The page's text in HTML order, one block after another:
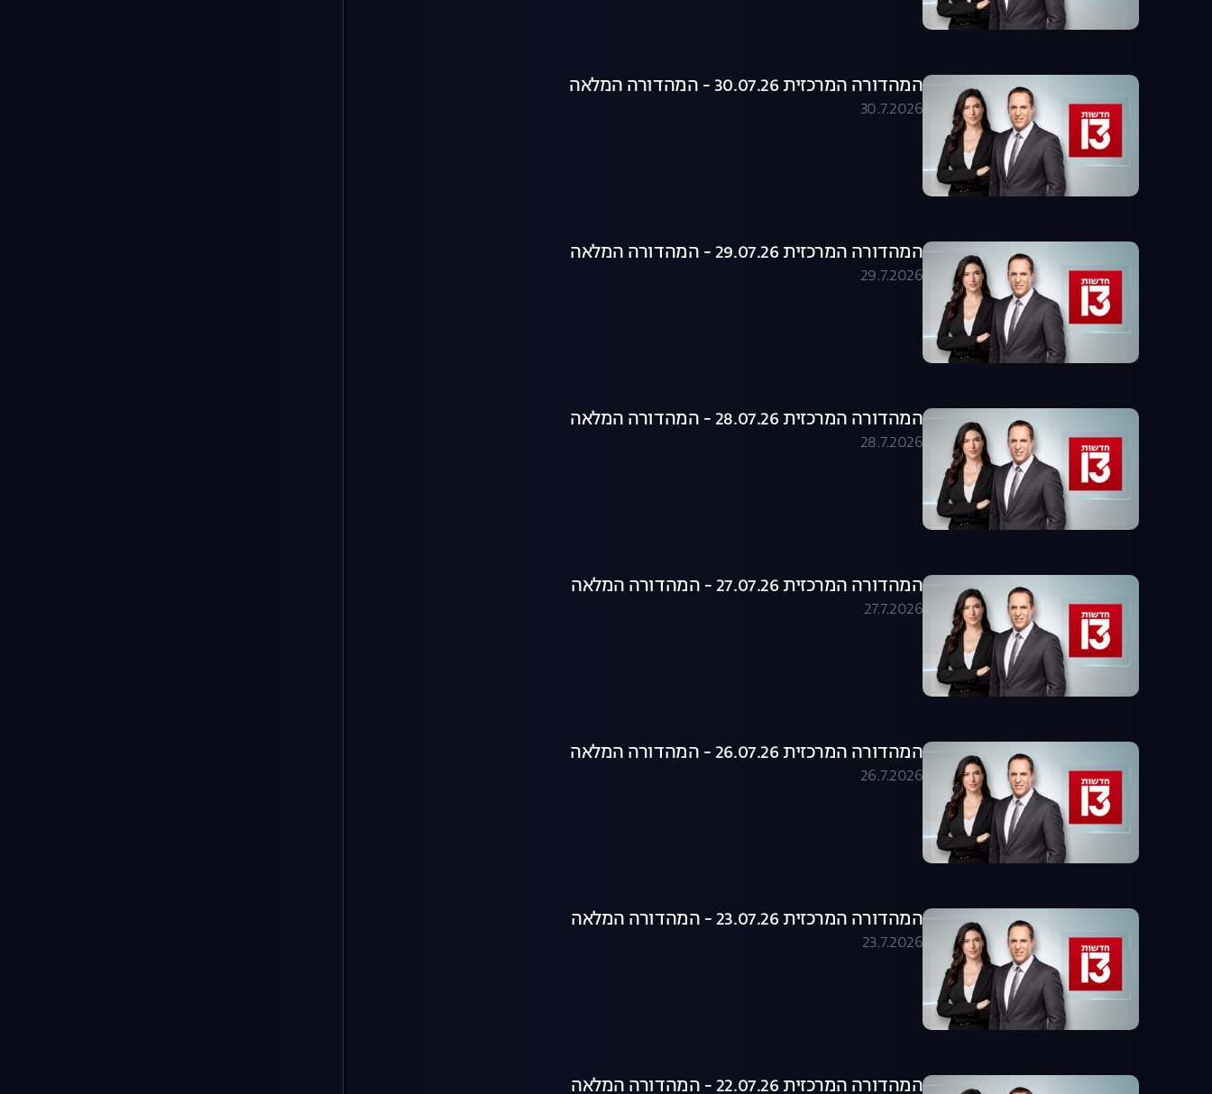
המהדורה המרכזית 30.07.26 - המהדורה המלאה
30.7.2026
המהדורה המרכזית 29.07.26 - המהדורה המלאה
29.7.2026
המהדורה המרכזית 28.07.26 - המהדורה המלאה
28.7.2026
המהדורה המרכזית 27.07.26 - המהדורה המלאה
27.7.2026
המהדורה המרכזית 26.07.26 - המהדורה המלאה
26.7.2026
המהדורה המרכזית 23.07.26 - המהדורה המלאה
23.7.2026
המהדורה המרכזית 22.07.26 - המהדורה המלאה